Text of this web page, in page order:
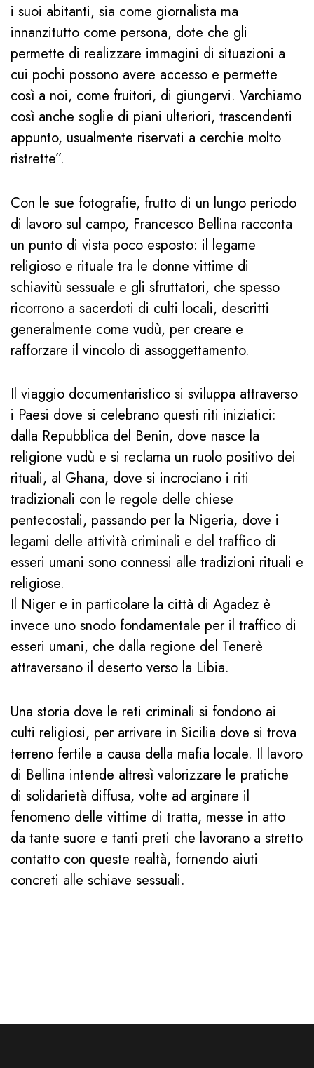
i suoi abitanti, sia come giornalista ma
innanzitutto come persona, dote che gli
permette di realizzare immagini di situazioni a
cui pochi possono avere accesso e permette
così a noi, come fruitori, di giungervi. Varchiamo
così anche soglie di piani ulteriori, trascendenti
appunto, usualmente riservati a cerchie molto
ristrette”.
Con le sue fotografie, frutto di un lungo periodo
di lavoro sul campo, Francesco Bellina racconta
un punto di vista poco esposto: il legame
religioso e rituale tra le donne vittime di
schiavitù sessuale e gli sfruttatori, che spesso
ricorrono a sacerdoti di culti locali, descritti
generalmente come vudù, per creare e
rafforzare il vincolo di assoggettamento.
Il viaggio documentaristico si sviluppa attraverso
i Paesi dove si celebrano questi riti iniziatici:
dalla Repubblica del Benin, dove nasce la
religione vudù e si reclama un ruolo positivo dei
rituali, al Ghana, dove si incrociano i riti
tradizionali con le regole delle chiese
pentecostali, passando per la Nigeria, dove i
legami delle attività criminali e del traffico di
esseri umani sono connessi alle tradizioni rituali e
religiose.
Il Niger e in particolare la città di Agadez è
invece uno snodo fondamentale per il traffico di
esseri umani, che dalla regione del Tenerè
attraversano il deserto verso la Libia.
Una storia dove le reti criminali si fondono ai
culti religiosi, per arrivare in Sicilia dove si trova
terreno fertile a causa della mafia locale. Il lavoro
di Bellina intende altresì valorizzare le pratiche
di solidarietà diffusa, volte ad arginare il
fenomeno delle vittime di tratta, messe in atto
da tante suore e tanti preti che lavorano a stretto
contatto con queste realtà, fornendo aiuti
concreti alle schiave sessuali.